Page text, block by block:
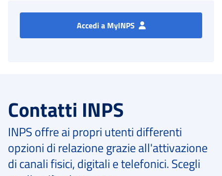
Accedi a MyINPS
Contatti INPS
INPS offre ai propri utenti differenti
opzioni di relazione grazie all'attivazione
di canali fisici, digitali e telefonici. Scegli